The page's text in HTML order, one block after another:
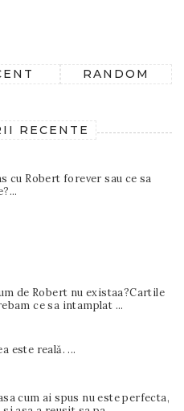
RANDOM
RECENTE
cu Robert forever sau ce sa
de Robert nu existaa?Cartile
ce sa intamplat ...
este reală. ...
cum ai spus nu este perfecta,